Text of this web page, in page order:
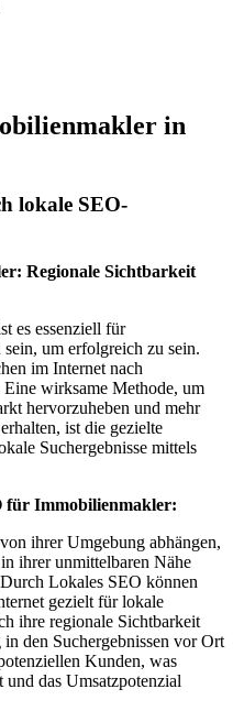
in
lokale SEO-
Regionale Sichtbarkeit
es essenziell für
um erfolgreich zu sein.
im Internet nach
wirksame Methode, um
hervorzuheben und mehr
ist die gezielte
Suchergebnisse mittels
für Immobilienmakler:
ihrer Umgebung abhängen,
ihrer unmittelbaren Nähe
Lokales SEO können
gezielt für lokale
ihre regionale Sichtbarkeit
in den Suchergebnissen vor Ort
Kunden, was
das Umsatzpotenzial